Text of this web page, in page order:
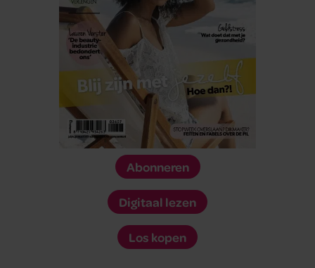
Abonneren
Digitaal lezen
Los kopen